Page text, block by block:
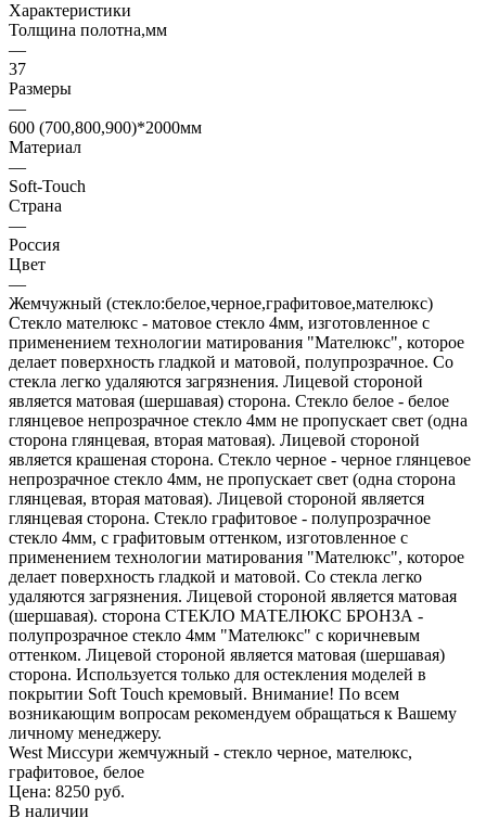
Характеристики
Толщина полотна,мм
—
37
Размеры
—
600 (700,800,900)*2000мм
Материал
—
Soft-Touch
Страна
—
Россия
Цвет
—
Жемчужный (стекло:белое,черное,графитовое,мателюкс)
Стекло мателюкс - матовое стекло 4мм, изготовленное с
применением технологии матирования "Мателюкс", которое
делает поверхность гладкой и матовой, полупрозрачное. Со
стекла легко удаляются загрязнения. Лицевой стороной
является матовая (шершавая) сторона. Стекло белое - белое
глянцевое непрозрачное стекло 4мм не пропускает свет (одна
сторона глянцевая, вторая матовая). Лицевой стороной
является крашеная сторона. Стекло черное - черное глянцевое
непрозрачное стекло 4мм, не пропускает свет (одна сторона
глянцевая, вторая матовая). Лицевой стороной является
глянцевая сторона. Стекло графитовое - полупрозрачное
стекло 4мм, с графитовым оттенком, изготовленное с
применением технологии матирования "Мателюкс", которое
делает поверхность гладкой и матовой. Со стекла легко
удаляются загрязнения. Лицевой стороной является матовая
(шершавая). сторона СТЕКЛО МАТЕЛЮКС БРОНЗА -
полупрозрачное стекло 4мм "Мателюкс" с коричневым
оттенком. Лицевой стороной является матовая (шершавая)
сторона. Используется только для остекления моделей в
покрытии Soft Touch кремовый. Внимание! По всем
возникающим вопросам рекомендуем обращаться к Вашему
личному менеджеру.
West Миссури жемчужный - стекло черное, мателюкс,
графитовое, белое
Цена: 8250 руб.
В наличии